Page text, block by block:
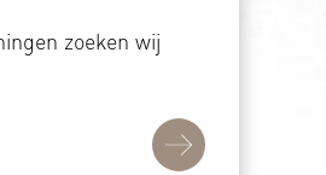
zoeken wij